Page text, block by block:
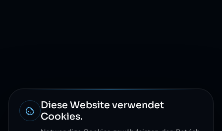
Diese Website verwendet
Cookies.